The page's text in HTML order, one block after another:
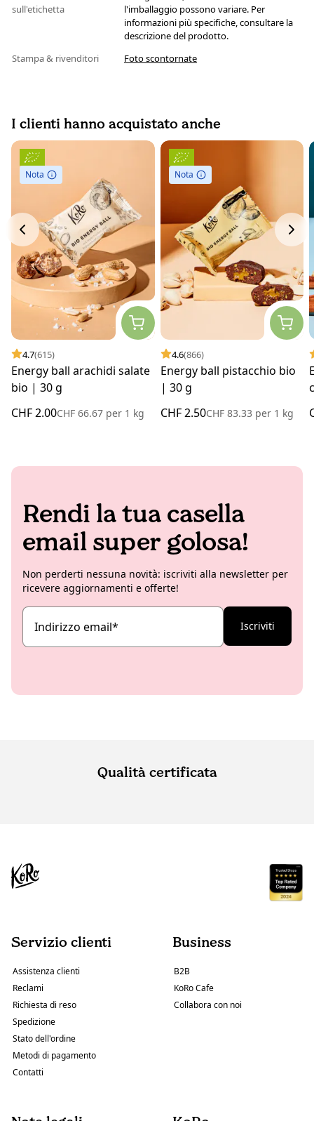
sull'etichetta
l'imballaggio possono variare. Per
informazioni più specifiche, consultare la
descrizione del prodotto.
Stampa & rivenditori
Foto scontornate
I clienti hanno acquistato anche
Nota
4.7(615)
Energy ball arachidi salate
bio | 30 g
CHF 2.00CHF 66.67 per 1 kg
Nota
4.6(866)
Energy ball pistacchio bio
| 30 g
CHF 2.50CHF 83.33 per1 kg
Rendi la tua casella
email super golosa!
Non perderti nessuna novità: iscriviti alla newsletter per
ricevere aggiornamenti e offerte!
Indirizzo email* Iscriviti
Qualità certificata
Servizio clienti
Assistenza clienti
Reclami
Richiesta di reso
Spedizione
Stato dell'ordine
Metodi di pagamento
Contatti
Business
B2B
KoRo Cafe
Collabora con noi